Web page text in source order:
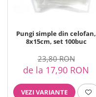
Ustensile ciocolata
Cupcakes
Cakepops - Acadele
Torturi
Praline - Bomboane
Pungi simple din celofan,
8x15cm, set 100buc
23,80 RON
de la 17,90 RON
VEZI VARIANTE